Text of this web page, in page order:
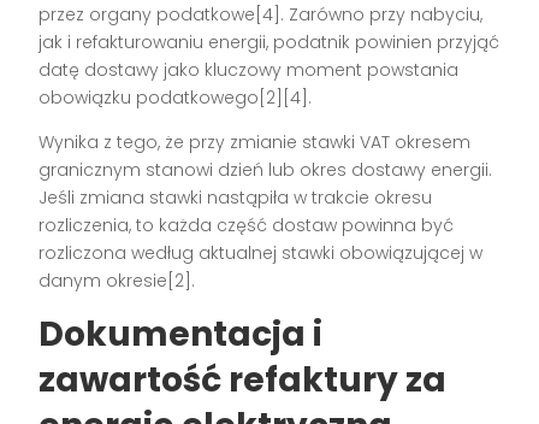
przez organy podatkowe[4]. Zarówno przy nabyciu,
jak i refakturowaniu energii, podatnik powinien przyjąć
datę dostawy jako kluczowy moment powstania
obowiązku podatkowego[2][4].
Wynika z tego, że przy zmianie stawki VAT okresem
granicznym stanowi dzień lub okres dostawy energii.
Jeśli zmiana stawki nastąpiła w trakcie okresu
rozliczenia, to każda część dostaw powinna być
rozliczona według aktualnej stawki obowiązującej w
danym okresie[2].
Dokumentacja i
zawartość refaktury za